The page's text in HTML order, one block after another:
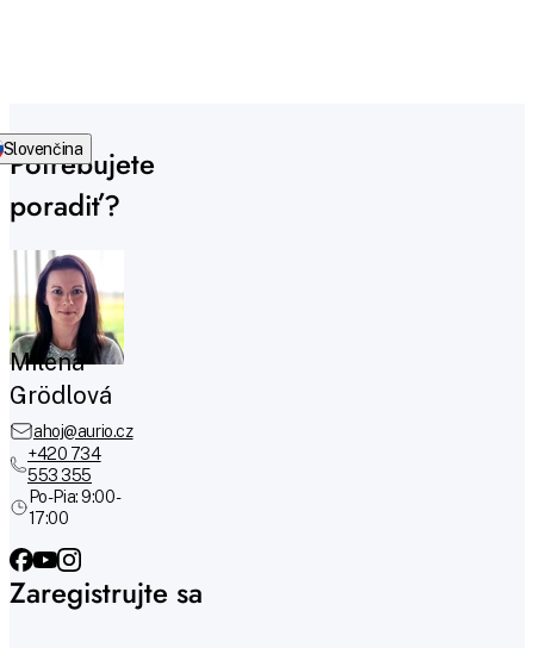
Potrebujete
poradiť?
Milena
Grödlová
ahoj@aurio.cz
+420 734
553 355
Po-Pia: 9:00 -
17:00
Zaregistrujte sa
Slovenčina